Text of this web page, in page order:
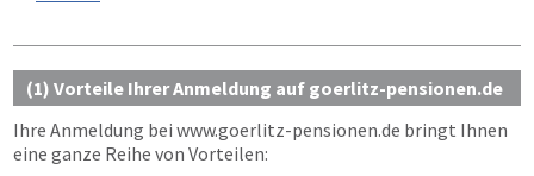
(1) Vorteile Ihrer Anmeldung auf goerlitz-pensionen.de
Ihre Anmeldung bei www.goerlitz-pensionen.de bringt Ihnen
eine ganze Reihe von Vorteilen: